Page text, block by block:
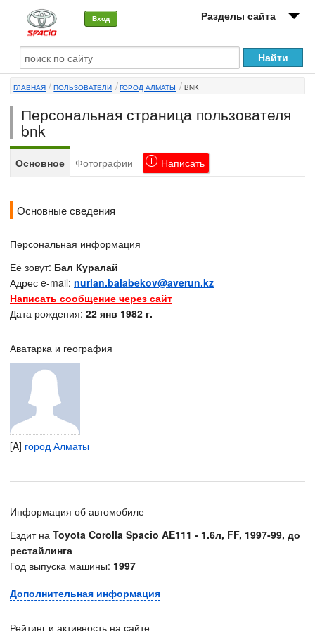
Вход Разделы сайта
О машине
Автоклуб
Форумы
Сервисы и услуги
ГЛАВНАЯ ПОЛЬЗОВАТЕЛИ ГОРОД АЛМАТЫ BNK
Персональная страница пользователя
bnk
Основное Фотографии Написать
Основные сведения
Персональная информация
Её зовут: Бал Куралай
Адрес e-mail: nurlan.balabekov@averun.kz
Написать сообщение через сайт
Дата рождения: 22 янв 1982 г.
Аватарка и география
[A] город Алматы
Информация об автомобиле
Ездит на Toyota Corolla Spacio AE111 - 1.6л, FF, 1997-99, до
рестайлинга
Год выпуска машины: 1997
Дополнительная информация
Рейтинг и активность на сайте